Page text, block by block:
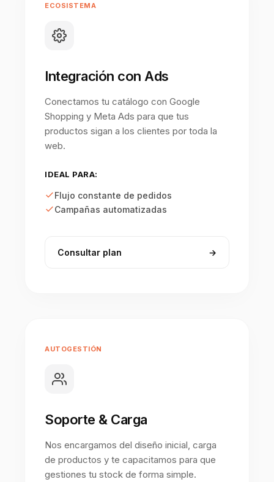
ECOSISTEMA
Integración con Ads
Conectamos tu catálogo con Google
Shopping y Meta Ads para que tus
productos sigan a los clientes por toda la
web.
IDEAL PARA:
Flujo constante de pedidos
Campañas automatizadas
Consultar plan →
AUTOGESTIÓN
Soporte & Carga
Nos encargamos del diseño inicial, carga
de productos y te capacitamos para que
gestiones tu stock de forma simple.